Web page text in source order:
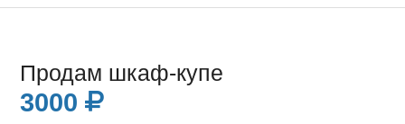
Продам шкаф-купе
3000